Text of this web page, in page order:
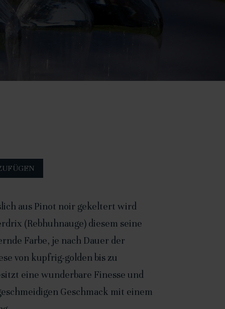
A
l
e
r
n
a
t
i
aus Pinot noir gekeltert wird
(Rebhuhnauge) diesem seine
Farbe, je nach Dauer der
von kupfrig-golden bis zu
eine wunderbare Finesse und
Geschmack mit einem